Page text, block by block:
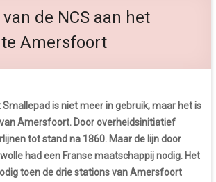
de NCS aan het
Amersfoort
is niet meer in gebruik, maar het is
Amersfoort. Door overheidsinitiatief
tot stand na 1860. Maar de lijn door
had een Franse maatschappij nodig. Het
toen de drie stations van Amersfoort